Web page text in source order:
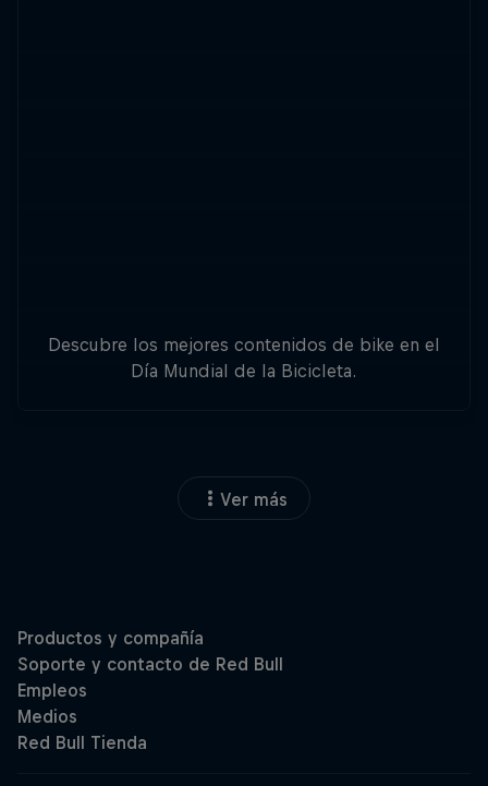
Descubre los mejores contenidos de bike en el
Día Mundial de la Bicicleta.
Ver más